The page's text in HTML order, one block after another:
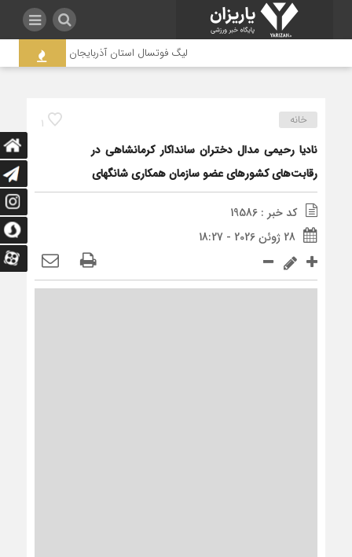
لیگ فوتسال استان آذربایجان غربی به جنجال
1 خانه
نادیا رحیمی مدال دختران سانداکار کرمانشاهی در
رقابت‌های کشورهای عضو سازمان همکاری شانگهای
کد خبر : 19586
28 ژوئن 2026 - 18:27